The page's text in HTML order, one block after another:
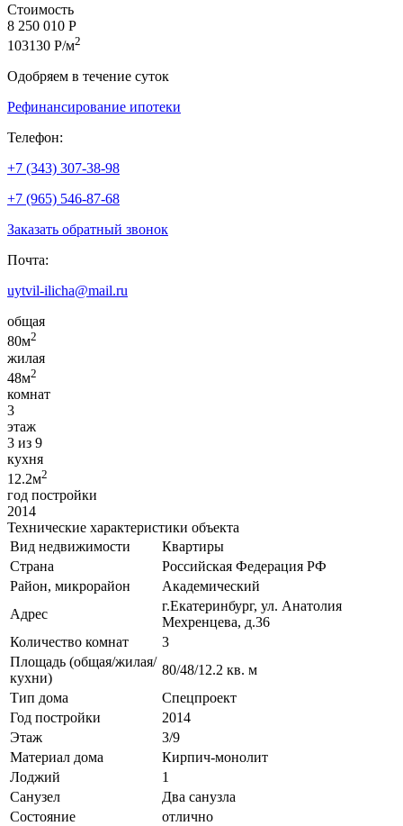
Стоимость
8 250 010 Р
103130 Р/м2
Одобряем в течение суток
Рефинансирование ипотеки
Телефон:
+7 (343) 307-38-98
+7 (965) 546-87-68
Заказать обратный звонок
Почта:
uytvil-ilicha@mail.ru
общая
80м2
жилая
48м2
комнат
3
этаж
3 из 9
кухня
12.2м2
год постройки
2014
Технические характеристики объекта
Вид недвижимости
Квартиры
Страна
Российская Федерация РФ
Район, микрорайон
Академический
Адрес
г.Екатеринбург, ул. Анатолия
Мехренцева, д.36
Количество комнат
3
Площадь (общая/жилая/
кухни)
80/48/12.2 кв. м
Тип дома
Спецпроект
Год постройки
2014
Этаж
3/9
Материал дома
Кирпич-монолит
Лоджий
1
Санузел
Два санузла
Состояние
отлично